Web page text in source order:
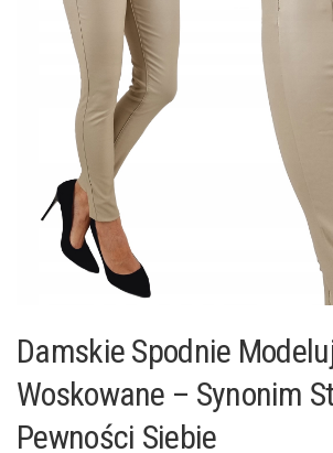
Damskie Spodnie
Woskowane – Synonim
Pewności Siebie